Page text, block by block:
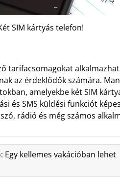
SIM kártyás telefon!
tarifacsomagokat
az érdeklődők számára.
amelyekbe két SIM
és SMS küldési funkciót
rádió és még számos
Egy kellemes vakációban lehet